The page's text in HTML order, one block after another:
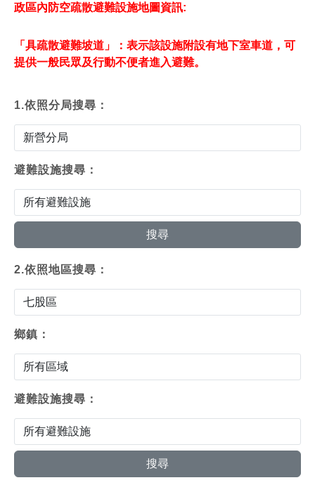
政區內防空疏散避難設施地圖資訊:
「具疏散避難坡道」：表示該設施附設有地下室車道，可
提供一般民眾及行動不便者進入避難。
1.依照分局搜尋：
避難設施搜尋：
2.依照地區搜尋：
鄉鎮：
避難設施搜尋：